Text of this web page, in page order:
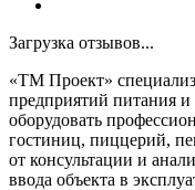
Загрузка отзывов...
«ТМ Проект»
предприятий питания
оборудовать
гостиниц, пиццерий,
от консультации и
ввода объекта в